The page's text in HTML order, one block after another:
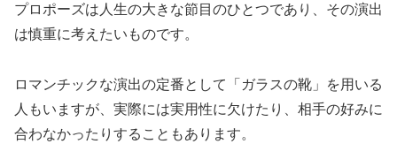
プロポーズは人生の大きな節目のひとつであり、その演出
は慎重に考えたいものです。
ロマンチックな演出の定番として「ガラスの靴」を用いる
人もいますが、実際には実用性に欠けたり、相手の好みに
合わなかったりすることもあります。